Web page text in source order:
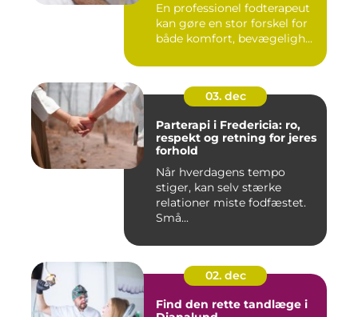
En professionel fodterapeut
kan gøre en stor forskel for
både komfort, bevægeligh...
03. dec
Parterapi i Fredericia: ro,
respekt og retning for jeres
forhold
Når hverdagens tempo
stiger, kan selv stærke
relationer miste fodfæstet.
Små...
02. dec
Find den rette tandlæge i